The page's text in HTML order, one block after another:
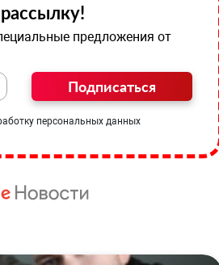
предложения от
Подписаться
персональных данных